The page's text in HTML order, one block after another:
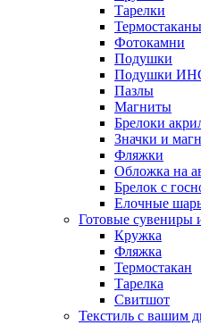
Тарелки
Термостаканы
Фотокамни
Подушки
Подушки
Пазлы
Магниты
Брелоки
Значки и
Фляжки
Обложка на
Брелок с
Елочные
Готовые сувениры
Кружка
Фляжка
Термостакан
Тарелка
Свитшот
Текстиль с вашим